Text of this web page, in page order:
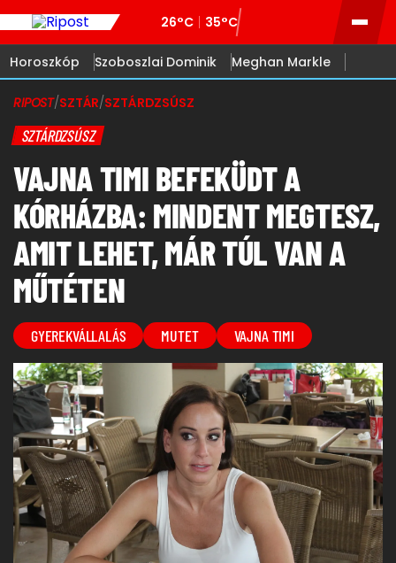
26°C 35°C
Horoszkóp Szoboszlai Dominik Meghan Markle
RIPOST/SZTÁR/SZTÁRDZSÚSZ
SZTÁRDZSÚSZ
VAJNA TIMI BEFEKÜDT A
KÓRHÁZBA: MINDENT MEGTESZ,
AMIT LEHET, MÁR TÚL VAN A
MŰTÉTEN
GYEREKVÁLLALÁS MUTET VAJNA TIMI